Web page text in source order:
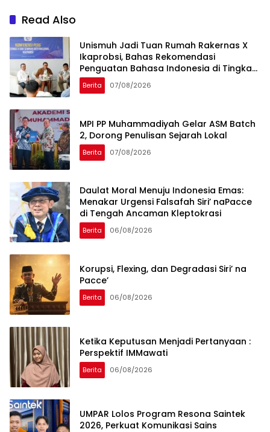
Read Also
Unismuh Jadi Tuan Rumah Rakernas X
Ikaprobsi, Bahas Rekomendasi
Penguatan Bahasa Indonesia di Tingkat
Global
Berita 07/08/2026
MPI PP Muhammadiyah Gelar ASM Batch
2, Dorong Penulisan Sejarah Lokal
Berita 07/08/2026
Daulat Moral Menuju Indonesia Emas:
Menakar Urgensi Falsafah Siri’ naPacce
di Tengah Ancaman Kleptokrasi
Berita 06/08/2026
Korupsi, Flexing, dan Degradasi Siri’ na
Pacce’
Berita 06/08/2026
Ketika Keputusan Menjadi Pertanyaan :
Perspektif IMMawati
Berita 06/08/2026
UMPAR Lolos Program Resona Saintek
2026, Perkuat Komunikasi Sains